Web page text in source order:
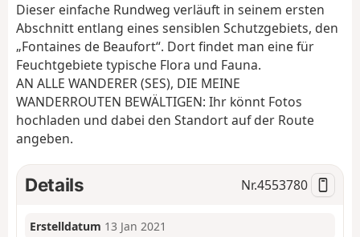
t
Dieser einfache Rundweg verläuft in seinem ersten
Abschnitt entlang eines sensiblen Schutzgebiets, den
„Fontaines de Beaufort“. Dort findet man eine für
Feuchtgebiete typische Flora und Fauna.
AN ALLE WANDERER (SES), DIE MEINE
WANDERROUTEN BEWÄLTIGEN: Ihr könnt Fotos
hochladen und dabei den Standort auf der Route
angeben.
Details Nr.4553780
Erstelldatum 13 Jan 2021